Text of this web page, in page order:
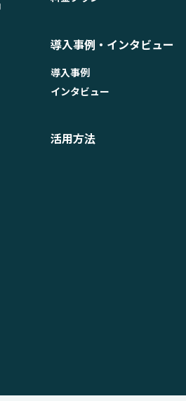
導入事例・インタビュー
導入事例
インタビュー
活用方法